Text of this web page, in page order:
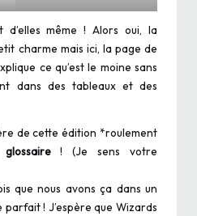
d’elles même ! Alors oui, la
charme mais ici, la page de
ce qu’est le moine sans
dans des tableaux et des
de cette édition *roulement
! (Je sens votre
que nous avons ça dans un
! J’espère que Wizards